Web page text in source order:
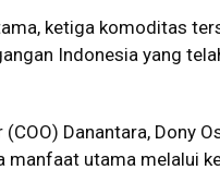
ketiga komoditas
Indonesia yang
Danantara, Dony
manfaat utama melalui